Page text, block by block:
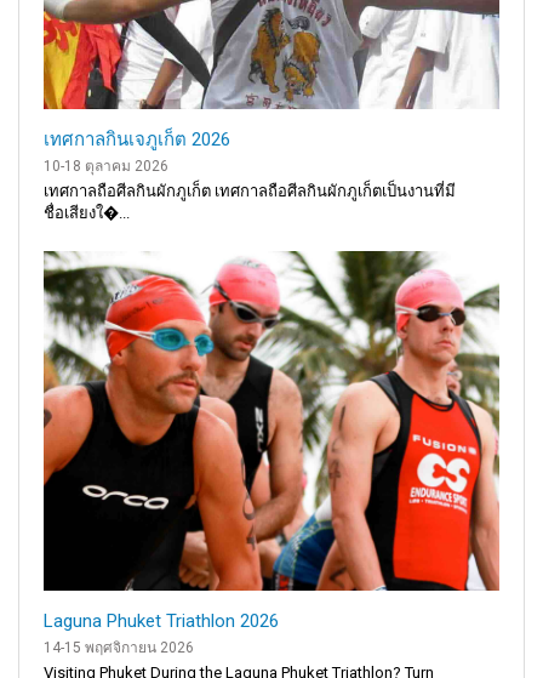
เทศกาลกินเจภูเก็ต 2026
10-18 ตุลาคม 2026
เทศกาลถือศีลกินผักภูเก็ต เทศกาลถือศีลกินผักภูเก็ตเป็นงานที่มี
ชื่อเสียงใ�...
Laguna Phuket Triathlon 2026
14-15 พฤศจิกายน 2026
Visiting Phuket During the Laguna Phuket Triathlon? Turn